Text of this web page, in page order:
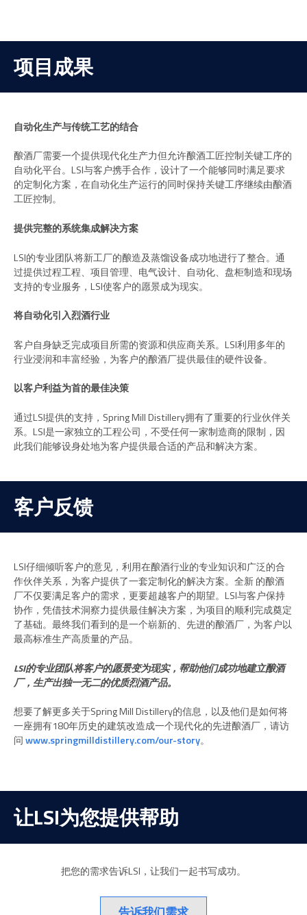
项目成果
自动化生产与传统工艺的结合
酿酒厂需要一个提供现代化生产力但允许酿酒工匠控制关键工序的
自动化平台。LSI与客户携手合作，设计了一个能够同时满足要求
的定制化方案，在自动化生产运行的同时保持关键工序继续由酿酒
工匠控制。
提供完整的系统集成解决方案
LSI的专业团队将新工厂的酿造及蒸馏设备成功地进行了整合。通
过提供过程工程、项目管理、电气设计、自动化、盘柜制造和现场
支持的专业服务，LSI使客户的愿景成为现实。
将自动化引入烈酒行业
客户自身缺乏完成项目所需的资源和供应商关系。LSI利用多年的
行业浸润和丰富经验，为客户的酿酒厂提供最佳的硬件设备。
以客户利益为首的最佳决策
通过LSI提供的支持，Spring Mill Distillery拥有了重要的行业伙伴关
系。LSI是一家独立的工程公司，不受任何一家制造商的限制，因
此我们能够设身处地为客户提供最合适的产品和解决方案。
客户反馈
LSI仔细倾听客户的意见，利用在酿酒行业的专业知识和广泛的合
作伙伴关系，为客户提供了一套定制化的解决方案。全新 的酿酒
厂不仅要满足客户的需求，更要超越客户的期望。LSI与客户保持
协作，凭借技术洞察力提供最佳解决方案，为项目的顺利完成奠定
了基础。最终我们看到的是一个崭新的、先进的酿酒厂，为客户以
最高标准生产高质量的产品。
LSI的专业团队将客户的愿景变为现实，帮助他们成功地建立酿酒
厂，生产出独一无二的优质烈酒产品。
想要了解更多关于Spring Mill Distillery的信息，以及他们是如何将
一座拥有180年历史的建筑改造成一个现代化的先进酿酒厂，请访
问www.springmilldistillery.com/our-story。
让LSI为您提供帮助
把您的需求告诉LSI，让我们一起书写成功。